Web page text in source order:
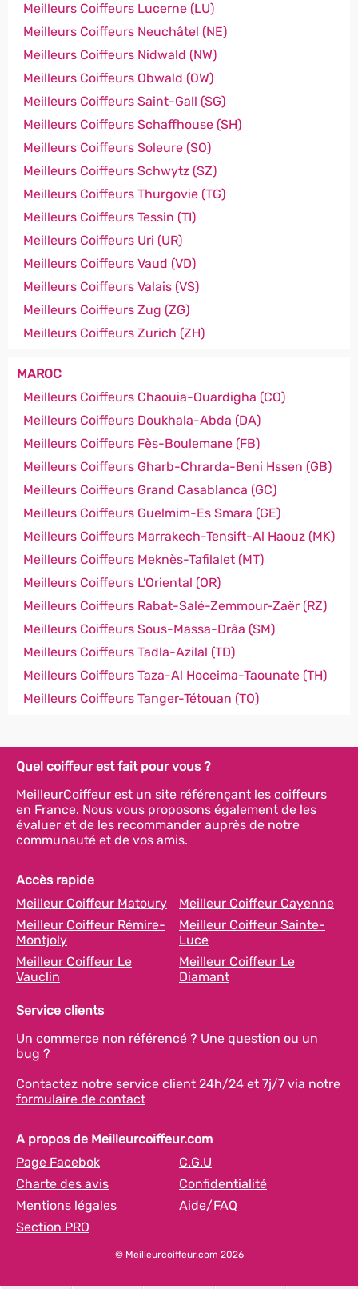
Meilleurs Coiffeurs Lucerne (LU)
Meilleurs Coiffeurs Neuchâtel (NE)
Meilleurs Coiffeurs Nidwald (NW)
Meilleurs Coiffeurs Obwald (OW)
Meilleurs Coiffeurs Saint-Gall (SG)
Meilleurs Coiffeurs Schaffhouse (SH)
Meilleurs Coiffeurs Soleure (SO)
Meilleurs Coiffeurs Schwytz (SZ)
Meilleurs Coiffeurs Thurgovie (TG)
Meilleurs Coiffeurs Tessin (TI)
Meilleurs Coiffeurs Uri (UR)
Meilleurs Coiffeurs Vaud (VD)
Meilleurs Coiffeurs Valais (VS)
Meilleurs Coiffeurs Zug (ZG)
Meilleurs Coiffeurs Zurich (ZH)
MAROC
Meilleurs Coiffeurs Chaouia-Ouardigha (CO)
Meilleurs Coiffeurs Doukhala-Abda (DA)
Meilleurs Coiffeurs Fès-Boulemane (FB)
Meilleurs Coiffeurs Gharb-Chrarda-Beni Hssen (GB)
Meilleurs Coiffeurs Grand Casablanca (GC)
Meilleurs Coiffeurs Guelmim-Es Smara (GE)
Meilleurs Coiffeurs Marrakech-Tensift-Al Haouz (MK)
Meilleurs Coiffeurs Meknès-Tafilalet (MT)
Meilleurs Coiffeurs L'Oriental (OR)
Meilleurs Coiffeurs Rabat-Salé-Zemmour-Zaër (RZ)
Meilleurs Coiffeurs Sous-Massa-Drâa (SM)
Meilleurs Coiffeurs Tadla-Azilal (TD)
Meilleurs Coiffeurs Taza-Al Hoceima-Taounate (TH)
Meilleurs Coiffeurs Tanger-Tétouan (TO)
Quel coiffeur est fait pour vous ?
MeilleurCoiffeur est un site référençant les coiffeurs
en France. Nous vous proposons également de les
évaluer et de les recommander auprès de notre
communauté et de vos amis.
Accès rapide
Meilleur Coiffeur Matoury
Meilleur Coiffeur Cayenne
Meilleur Coiffeur Rémire-
Montjoly
Meilleur Coiffeur Sainte-
Luce
Meilleur Coiffeur Le
Vauclin
Meilleur Coiffeur Le
Diamant
Service clients
Un commerce non référencé ? Une question ou un
bug ?
Contactez notre service client 24h/24 et 7j/7 via notre
formulaire de contact
A propos de Meilleurcoiffeur.com
Page Facebok
C.G.U
Charte des avis
Confidentialité
Mentions légales
Aide/FAQ
Section PRO
© Meilleurcoiffeur.com 2026